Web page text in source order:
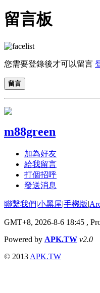
留言板
您需要登錄後才可以留言
留言
m88green
加為好友
給我留言
打個招呼
發送消息
聯繫我們|小黑屋|手機版|
GMT+8, 2026-8-6 18:45 ,
Powered by APK.TW v2.0
© 2013 APK.TW